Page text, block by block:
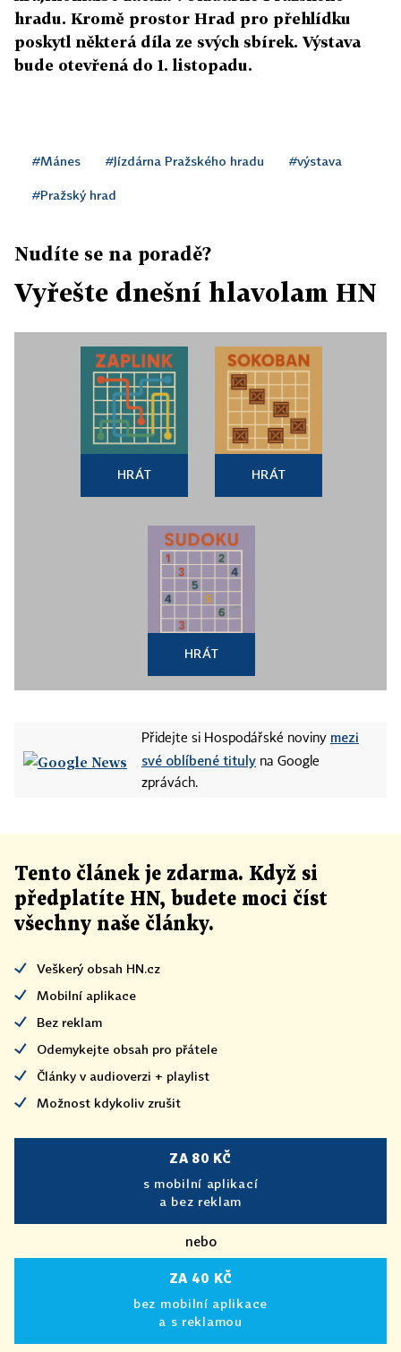
hradu. Kromě prostor Hrad pro přehlídku
poskytl některá díla ze svých sbírek. Výstava
bude otevřená do 1. listopadu.
#Mánes #Jízdárna Pražského hradu #výstava
#Pražský hrad
Nudíte se na poradě?
Vyřešte dnešní hlavolam HN
HRÁT HRÁT
HRÁT
Přidejte si Hospodářské noviny mezi
své oblíbené tituly na Google
zprávách.
Tento článek je zdarma. Když si
předplatíte HN, budete moci číst
všechny naše články.
Veškerý obsah HN.cz
Mobilní aplikace
Bez reklam
Odemykejte obsah pro přátele
Články v audioverzi + playlist
Možnost kdykoliv zrušit
ZA 80 KČ
s mobilní aplikací
a bez reklam
nebo
ZA 40 KČ
bez mobilní aplikace
a s reklamou